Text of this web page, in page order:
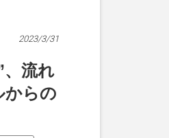
2023/3/31
、流れ
からの